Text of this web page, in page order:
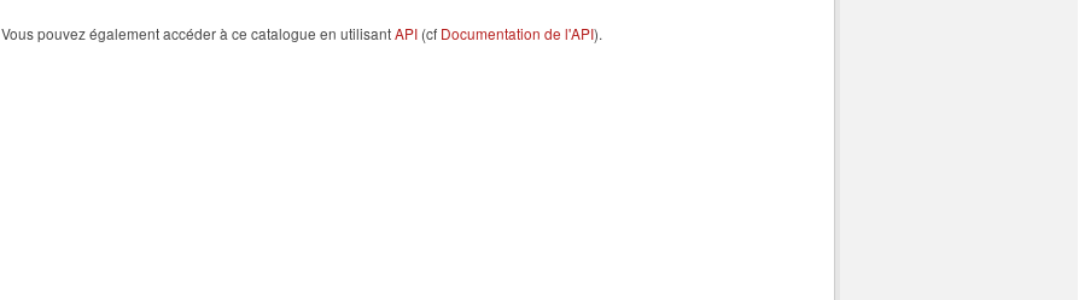
Vous pouvez également accéder à ce catalogue en utilisantAPI (cf Documentation de l'API).